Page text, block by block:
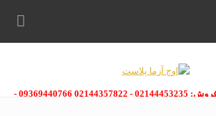
مشاوره و فروش: 02144453235 - 02144357822 09369440766 -